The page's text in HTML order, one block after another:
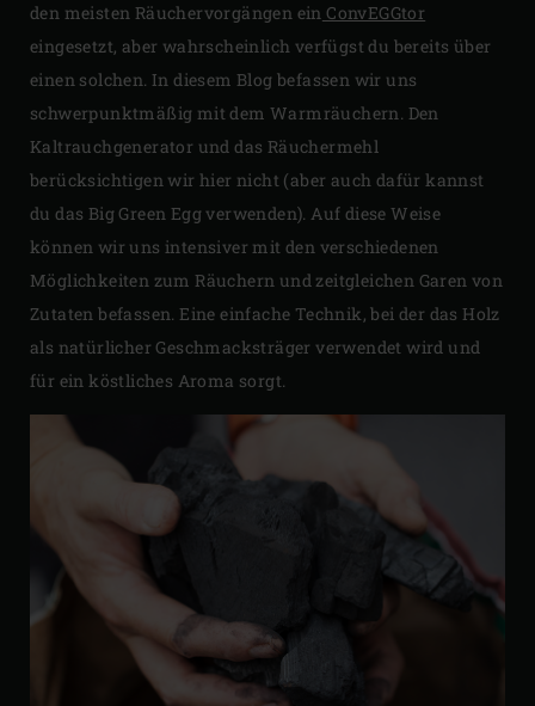
den meisten Räuchervorgängen ein ConvEGGtor
eingesetzt, aber wahrscheinlich verfügst du bereits über
einen solchen. In diesem Blog befassen wir uns
schwerpunktmäßig mit dem Warmräuchern. Den
Kaltrauchgenerator und das Räuchermehl
berücksichtigen wir hier nicht (aber auch dafür kannst
du das Big Green Egg verwenden). Auf diese Weise
können wir uns intensiver mit den verschiedenen
Möglichkeiten zum Räuchern und zeitgleichen Garen von
Zutaten befassen. Eine einfache Technik, bei der das Holz
als natürlicher Geschmacksträger verwendet wird und
für ein köstliches Aroma sorgt.